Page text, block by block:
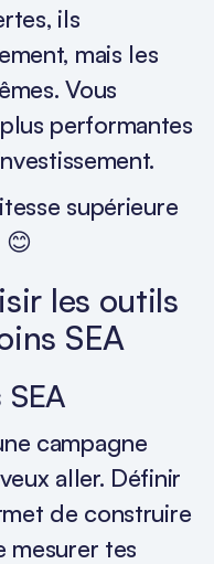
ils
mais les
Vous
performantes
supérieure
😊
les outils
SEA
campagne
aller. Définir
de construire
mesurer tes